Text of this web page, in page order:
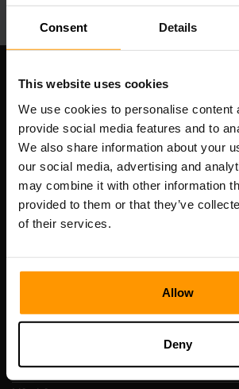
Consent Details
This website uses cookies
We use cookies to personalise content
provide social media features and to
We also share information about your
our social media, advertising and
may combine it with other information
provided to them or that they’ve
of their services.
Allow
Deny
Công ty chúng tôi
Scalable Hosting Solutions OÜ
Số VAT: EE102133820
Địa chỉ: Harju maakond, Tallinn,
Vesivärava tn 50-201, 10152
Nav nhanh chóng
Đánh giá